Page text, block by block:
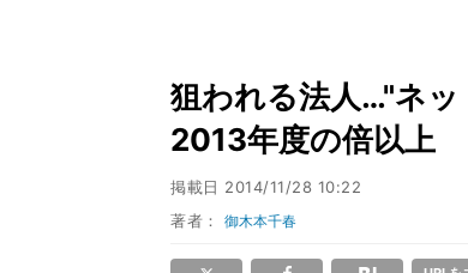
狙われる法人…"ネ
2013年度の倍以上
掲載日 2014/11/28 10:22
著者：御木本千春